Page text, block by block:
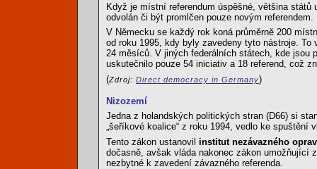
Když je místní referendum úspěšné, většina států
odvolán či být promlčen pouze novým referendem.
V Německu se každý rok koná průměrně 200
od roku 1995, kdy byly zavedeny tyto nástroje.
24 měsíců. V jiných federálních státech, kde jsou
uskutečnilo pouze 54 iniciativ a 18 referend, což
(Zdroj: Direct democracy in Germany)
Nizozemí
Jedna z holandských politických stran (D66) si
„šeříkové koalice“ z roku 1994, vedlo ke
Tento zákon ustanovil institut nezávazného
dočasně, avšak vláda nakonec zákon umožňující
nezbytné k zavedení závazného referenda.